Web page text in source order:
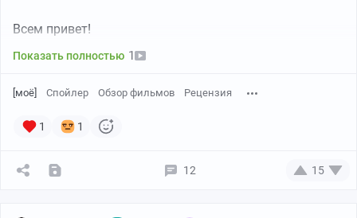
Всем привет!
Показать полностью 1
[моё] Спойлер Обзор фильмов Рецензия
1 1
12 15